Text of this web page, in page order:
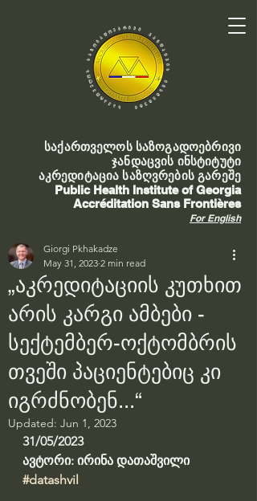
საქართველოს საზოგადოებრივი
ჯანდაცვის ინსტიტუტი
აკრედიტაცია საზღვრების გარეშე
Public Health Institute of Georgia
Accréditation Sans Frontières
For English
„აკრედიტაციის კუთხით
არის კარგი ამბები -
სექტემბერ-ოქტომბრის
თვეში პაციენტებიც კი
იგრძნობენ...“
Giorgi Pkhakadze
May 31, 2023 2 min read
Updated: Jun 1, 2023
31/05/2023
ავტორი: ირინა დათაშვილი
#datashvil